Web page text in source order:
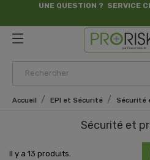
UNE QUESTION ? SERVICE
par France Sécurité
Accueil EPI et Sécurité Sécurité
Sécurité et
Il y a 13 produits.